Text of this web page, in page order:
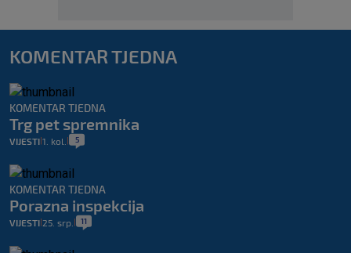
KOMENTAR TJEDNA
KOMENTAR TJEDNA
Trg pet spremnika
VIJESTI 1. kol. 5
KOMENTAR TJEDNA
Porazna inspekcija
VIJESTI 25. srp. 11